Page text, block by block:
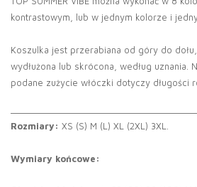
kontrastowym, lub w jednym kolorze i
Koszulka jest przerabiana od góry do
wydłużona lub skrócona, według uznania.
podane zużycie włóczki dotyczy długości
Rozmiary: XS (S) M (L) XL (2XL) 3XL.
Wymiary końcowe: